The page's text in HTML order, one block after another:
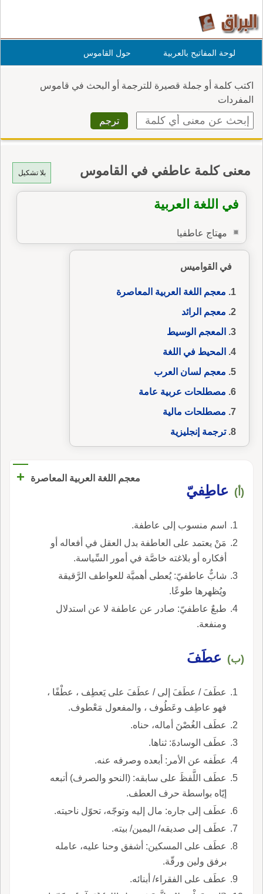
لوحة المفاتيح بالعربية حول القاموس
اكتب كلمة أو جملة قصيرة للترجمة أو البحث في قاموس
المفردات
بلا تشكيل معنى كلمة عاطفي في القاموس
في اللغة العربية
مهتاج عاطفيا
في القواميس
معجم اللغة العربية المعاصرة
معجم الرائد
المعجم الوسيط
المحيط في اللغة
معجم لسان العرب
مصطلحات عربية عامة
مصطلحات مالية
ترجمة إنجليزية
معجم اللغة العربية المعاصرة +
(أ) عاطِفيّ
اسم منسوب إلى عاطفة.
مَنْ يعتمد على العاطفة بدل العقل في أفعاله أو
أفكاره أو بلاغته خاصَّة في أمور السِّياسة.
شابٌّ عاطفيّ: يُعطى أهميَّة للعواطف الرَّقيقة
ويُظهرها طوعًا.
طبعٌ عاطفيّ: صادر عن عاطفة لا عن استدلال
ومنفعة.
(ب) عطَفَ
عطَفَ / عطَفَ إلى / عطَفَ على يَعطِف ، عطْفًا ،
فهو عاطِف وعَطُوف ، والمفعول مَعْطوف.
عطَف الغُصْنَ أماله، حناه.
عطَف الوسادةَ: ثناها.
عطَفه عن الأمر: أبعده وصرفه عنه.
عطَف اللَّفظَ على سابقه: (النحو والصرف) أتبعه
إيّاه بواسطة حرف العطف.
عطَف إلى جاره: مال إليه وتوجّه، تحوّل ناحيته.
عطَف إلى صديقه/ اليمين/ بيته.
عطَف على المسكين: أشفق وحنا عليه، عامله
برفق ولين ورقّة.
عطَف على الفقراء/ أبنائه.